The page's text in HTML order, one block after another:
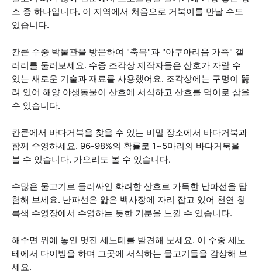
소 중 하나입니다. 이 지역에서 처음으로 거북이를 만날 수도
있습니다.
칸쿤 수중 박물관을 방문하여 "축복"과 "아쿠아리움 가족" 갤
러리를 둘러보세요. 수중 조각상 제작자들은 산호가 자랄 수
있는 새로운 기술과 재료를 사용했어요. 조각상에는 구멍이 뚫
려 있어 해양 야생동물이 산호에 서식하고 산호를 먹이로 삼을
수 있습니다.
칸쿤에서 바다거북을 찾을 수 있는 비밀 장소에서 바다거북과
함께 수영하세요. 96-98%의 확률로 1~5마리의 바다거북을
볼 수 있습니다. 가오리도 볼 수 있습니다.
수많은 물고기로 둘러싸인 화려한 산호로 가득한 난파선을 탐
험해 보세요. 난파선은 얇은 백사장에 자리 잡고 있어 천연 청
록색 수영장에서 수영하는 듯한 기분을 느낄 수 있습니다.
해수면 위에 놓인 멋진 세노테를 발견해 보세요. 이 수중 세노
테에서 다이빙을 하며 그곳에 서식하는 물고기들을 감상해 보
세요.